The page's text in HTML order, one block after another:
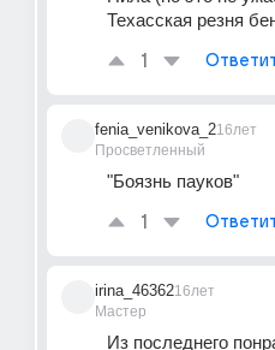
Техасская резня
1
fenia_venikova_2
Просветленный
16лет
"Боязнь пауков"
1
irina_46362
Мастер
16лет
Из последнего